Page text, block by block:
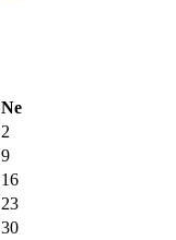
Ne
2
9
16
23
30